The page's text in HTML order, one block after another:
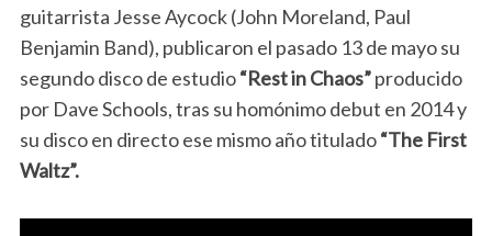
guitarrista Jesse Aycock (John Moreland, Paul
Benjamin Band), publicaron el pasado 13 de mayo su
segundo disco de estudio“Rest in Chaos”producido
por Dave Schools, tras su homónimo debut en 2014 y
su disco en directo ese mismo año titulado“The First
Waltz”.